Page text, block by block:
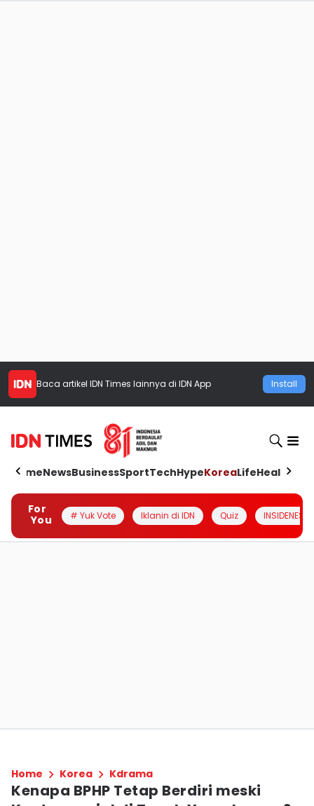
Baca artikel IDN Times lainnya di IDN App Install
HomeNewsBusinessSportTechHypeKoreaLifeHealth
For
You
# Yuk Vote Iklanin di IDN Quiz INSIDENESIA
Home Korea Kdrama
Kenapa BPHP Tetap Berdiri meski